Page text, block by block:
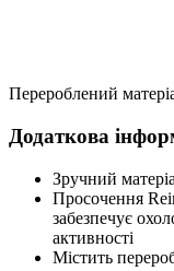
Перероблений
Додаткова
Зручний
Просочення
забезпечує
активності
Містить